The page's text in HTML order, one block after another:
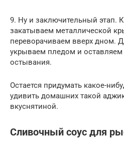
9. Ну и заключительный этап.
закатываем металлической
переворачиваем вверх дном.
укрываем пледом и
остывания.
Остается придумать какое-
удивить домашних такой
вкуснятиной.
Сливочный соус для